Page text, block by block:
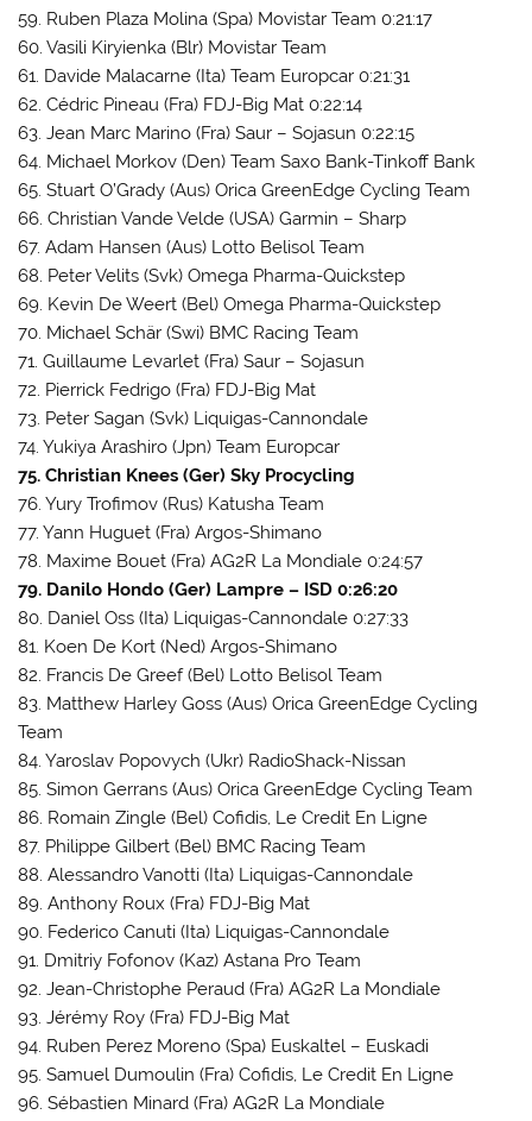
59. Ruben Plaza Molina (Spa) Movistar Team 0:21:17
60. Vasili Kiryienka (Blr) Movistar Team
61. Davide Malacarne (Ita) Team Europcar 0:21:31
62. Cédric Pineau (Fra) FDJ-Big Mat 0:22:14
63. Jean Marc Marino (Fra) Saur – Sojasun 0:22:15
64. Michael Morkov (Den) Team Saxo Bank-Tinkoff Bank
65. Stuart O’Grady (Aus) Orica GreenEdge Cycling Team
66. Christian Vande Velde (USA) Garmin – Sharp
67. Adam Hansen (Aus) Lotto Belisol Team
68. Peter Velits (Svk) Omega Pharma-Quickstep
69. Kevin De Weert (Bel) Omega Pharma-Quickstep
70. Michael Schär (Swi) BMC Racing Team
71. Guillaume Levarlet (Fra) Saur – Sojasun
72. Pierrick Fedrigo (Fra) FDJ-Big Mat
73. Peter Sagan (Svk) Liquigas-Cannondale
74. Yukiya Arashiro (Jpn) Team Europcar
75. Christian Knees (Ger) Sky Procycling
76. Yury Trofimov (Rus) Katusha Team
77. Yann Huguet (Fra) Argos-Shimano
78. Maxime Bouet (Fra) AG2R La Mondiale 0:24:57
79. Danilo Hondo (Ger) Lampre – ISD 0:26:20
80. Daniel Oss (Ita) Liquigas-Cannondale 0:27:33
81. Koen De Kort (Ned) Argos-Shimano
82. Francis De Greef (Bel) Lotto Belisol Team
83. Matthew Harley Goss (Aus) Orica GreenEdge Cycling
Team
84. Yaroslav Popovych (Ukr) RadioShack-Nissan
85. Simon Gerrans (Aus) Orica GreenEdge Cycling Team
86. Romain Zingle (Bel) Cofidis, Le Credit En Ligne
87. Philippe Gilbert (Bel) BMC Racing Team
88. Alessandro Vanotti (Ita) Liquigas-Cannondale
89. Anthony Roux (Fra) FDJ-Big Mat
90. Federico Canuti (Ita) Liquigas-Cannondale
91. Dmitriy Fofonov (Kaz) Astana Pro Team
92. Jean-Christophe Peraud (Fra) AG2R La Mondiale
93. Jérémy Roy (Fra) FDJ-Big Mat
94. Ruben Perez Moreno (Spa) Euskaltel – Euskadi
95. Samuel Dumoulin (Fra) Cofidis, Le Credit En Ligne
96. Sébastien Minard (Fra) AG2R La Mondiale